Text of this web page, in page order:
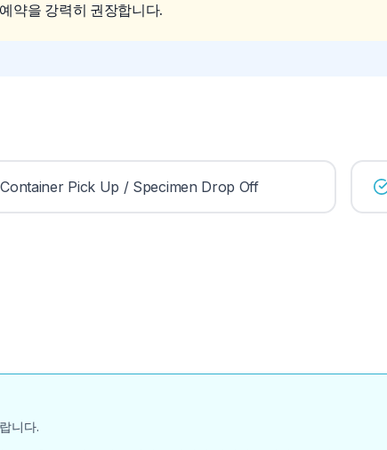
약을 강력히 권장합니다.
Container Pick Up / Specimen Drop Off
니다.